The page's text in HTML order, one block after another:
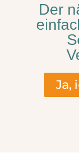
Der
Ja,